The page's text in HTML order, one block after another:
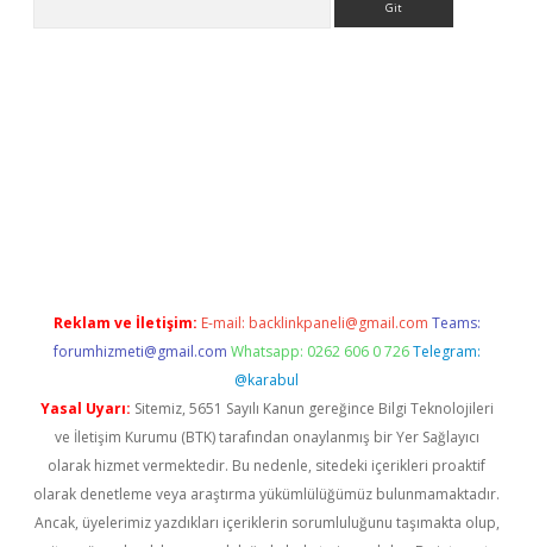
Reklam ve İletişim: E-mail: backlinkpaneli@gmail.com Teams:
forumhizmeti@gmail.com Whatsapp: 0262 606 0 726 Telegram:
@karabul
Yasal Uyarı: Sitemiz, 5651 Sayılı Kanun gereğince Bilgi Teknolojileri
ve İletişim Kurumu (BTK) tarafından onaylanmış bir Yer Sağlayıcı
olarak hizmet vermektedir. Bu nedenle, sitedeki içerikleri proaktif
olarak denetleme veya araştırma yükümlülüğümüz bulunmamaktadır.
Ancak, üyelerimiz yazdıkları içeriklerin sorumluluğunu taşımakta olup,